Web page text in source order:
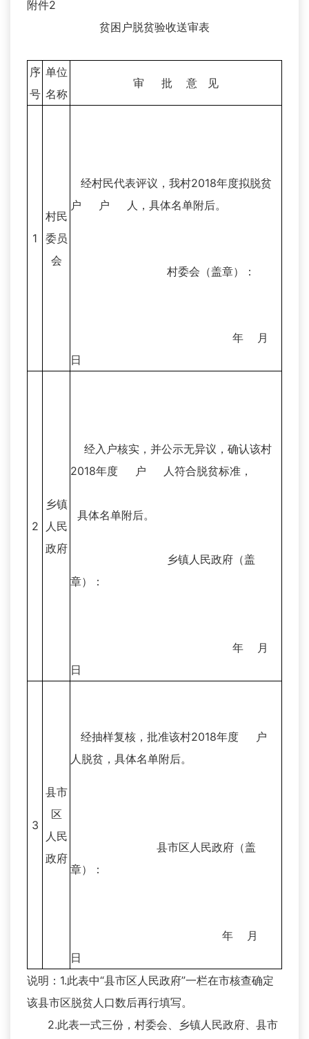
附件2
贫困户脱贫验收送审表
序
号
单位
名称
审 批 意 见
1
村民
委员
会
经村民代表评议，我村2018年度拟脱贫
户 户 人，具体名单附后。
村委会（盖章）：
年 月
日
2
乡镇
人民
政府
经入户核实，并公示无异议，确认该村
2018年度 户 人符合脱贫标准，
具体名单附后。
乡镇人民政府（盖
章）：
年 月
日
3
县市
区
人民
政府
经抽样复核，批准该村2018年度 户
人脱贫，具体名单附后。
县市区人民政府（盖
章）：
年 月
日
说明：1.此表中“县市区人民政府”一栏在市核查确定
该县市区脱贫人口数后再行填写。
2.此表一式三份，村委会、乡镇人民政府、县市